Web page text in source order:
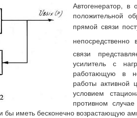
Автогенератор, в
положительной
прямой связи
непосредственно
связи
усилитель с
работающую в
работы активной
условием
противном
бы иметь бесконечно возрастающую